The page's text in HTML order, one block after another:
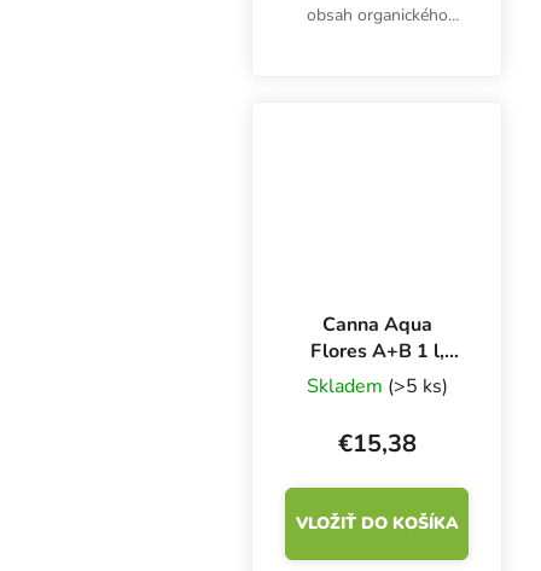
obsah organického
Canna Aqua
Flores A+B 1 l,
základné hnojivo
pre kvety
Skladem (>5 ks)
€15,38
VLOŽIŤ DO KOŠÍKA